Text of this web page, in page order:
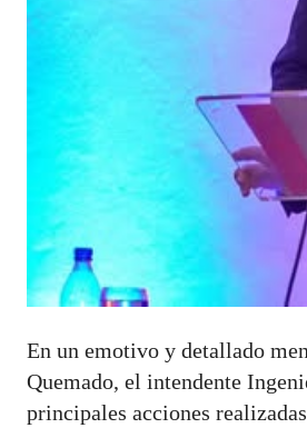
En un emotivo y detallado
Quemado, el intendente
principales acciones